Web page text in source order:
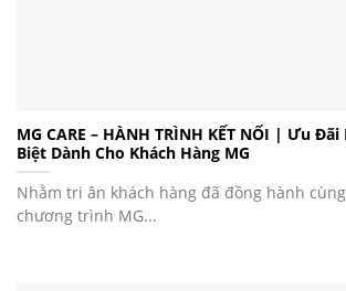
MG CARE – HÀNH TRÌNH KẾT NỐI | Ưu
Biệt Dành Cho Khách Hàng MG
Nhằm tri ân khách hàng đã đồng hành
chương trình MG...